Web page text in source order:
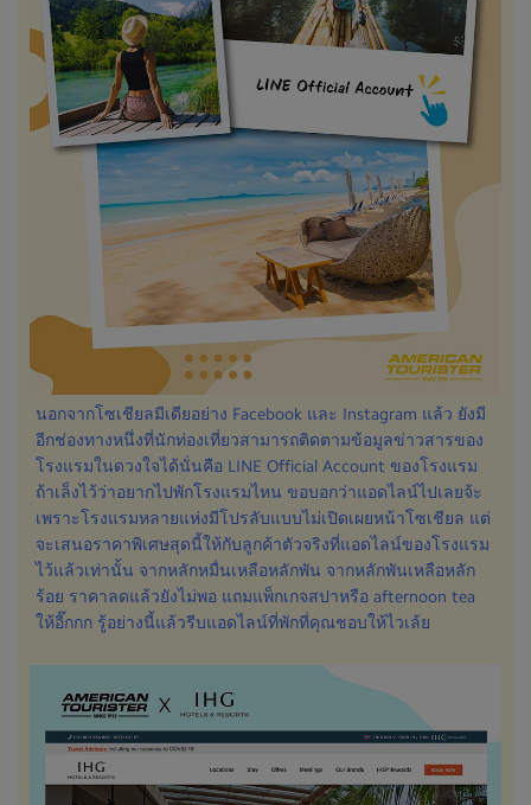
นอกจากโซเชียลมีเดียอย่าง Facebook และ Instagram แล้ว ยังมี
อีกช่องทางหนึ่งที่นักท่องเที่ยวสามารถติดตามข้อมูลข่าวสารของ
โรงแรมในดวงใจได้นั่นคือ LINE Official Account ของโรงแรม
ถ้าเล็งไว้ว่าอยากไปพักโรงแรมไหน ขอบอกว่าแอดไลน์ไปเลยจ้ะ
เพราะโรงแรมหลายแห่งมีโปรลับแบบไม่เปิดเผยหน้าโซเชียล แต่
จะเสนอราคาพิเศษสุดนี้ให้กับลูกค้าตัวจริงที่แอดไลน์ของโรงแรม
ไว้แล้วเท่านั้น จากหลักหมื่นเหลือหลักพัน จากหลักพันเหลือหลัก
ร้อย ราคาลดแล้วยังไม่พอ แถมแพ็กเกจสปาหรือ afternoon tea
ให้อี๊กกก รู้อย่างนี้แล้วรีบแอดไลน์ที่พักที่คุณชอบให้ไวเล้ย